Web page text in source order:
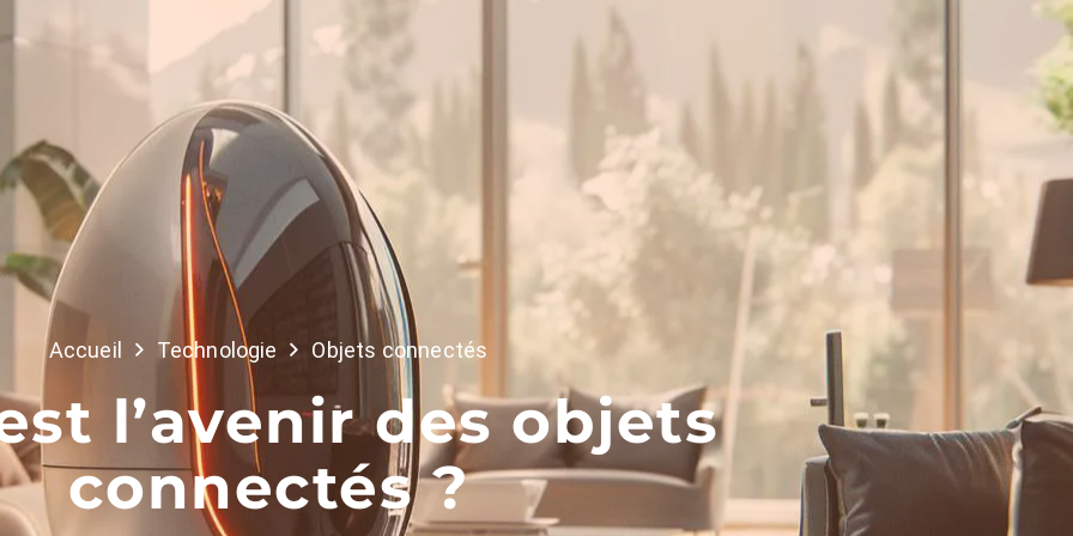
Accueil Technologie Objets connectés
l’avenir des objets
connectés ?